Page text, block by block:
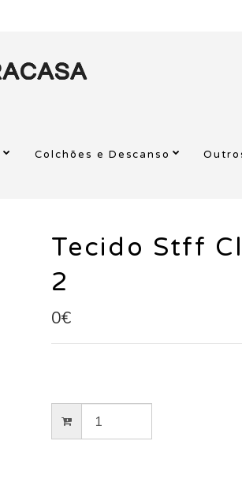
Colchões e Descanso
Tecido Stff
2
0€